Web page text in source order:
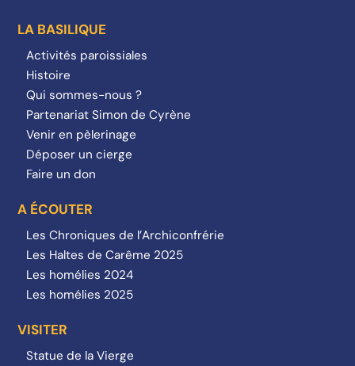
LA BASILIQUE
Activités paroissiales
Histoire
Qui sommes-nous ?
Partenariat Simon de Cyrène
Venir en pèlerinage
Déposer un cierge
Faire un don
A ÉCOUTER
Les Chroniques de l’Archiconfrérie
Les Haltes de Carême 2025
Les homélies 2024
Les homélies 2025
VISITER
Statue de la Vierge